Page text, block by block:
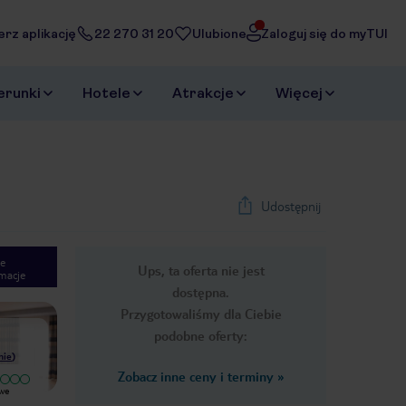
aplikację 22 270 31 20 Ulubione Zaloguj się do myTUI
Hotele Atrakcje Więcej
Udostępnij
Ups, ta oferta nie jest
dostępna.
Przygotowaliśmy dla Ciebie
podobne oferty:
Zobacz inne ceny i terminy »
Next slide
1/24
)
Wyjątkowy